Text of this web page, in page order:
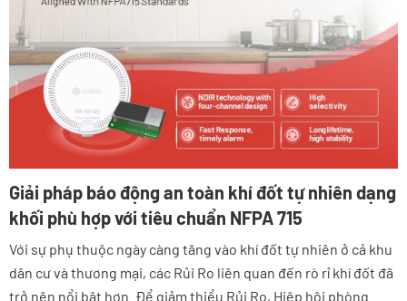
Giải pháp báo động an toàn khí đốt tự nhiên dạng
khối phù hợp với tiêu chuẩn NFPA 715
Với sự phụ thuộc ngày càng tăng vào khí đốt tự nhiên ở cả khu
dân cư và thương mại, các Rủi Ro liên quan đến rò rỉ khí đốt đã
trở nên nổi bật hơn. Để giảm thiểu Rủi Ro, Hiệp hội phòng